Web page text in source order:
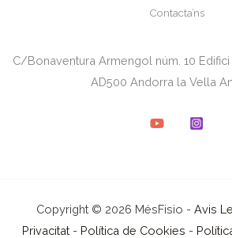
Contacta’ns
C/Bonaventura Armengol núm. 10
AD500 Andorra la Vella
Copyright © 2026 MésFisio - Avis
Privacitat - Política de Cookies -